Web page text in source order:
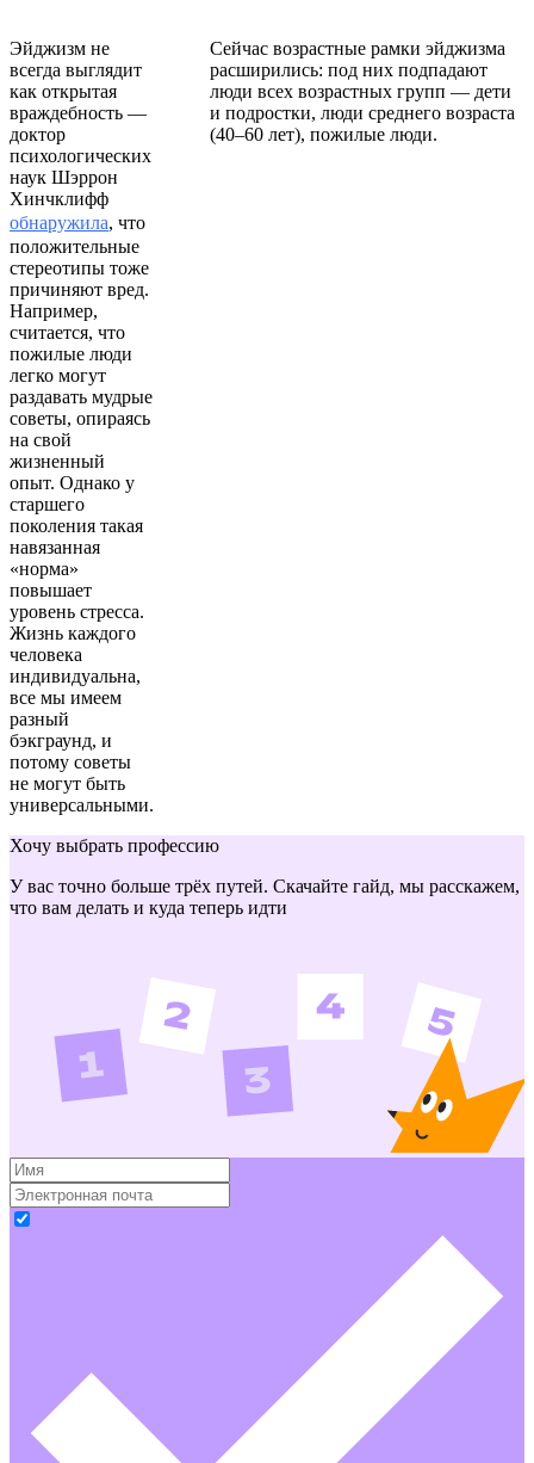
Эйджизм не
всегда выглядит
как открытая
враждебность —
доктор
психологических
наук Шэррон
Хинчклифф
обнаружила, что
положительные
стереотипы тоже
причиняют вред.
Например,
считается, что
пожилые люди
легко могут
раздавать мудрые
советы, опираясь
на свой
жизненный
опыт. Однако у
старшего
поколения такая
навязанная
«норма»
повышает
уровень стресса.
Жизнь каждого
человека
индивидуальна,
все мы имеем
разный
бэкграунд, и
потому советы
не могут быть
универсальными.
Сейчас возрастные рамки эйджизма
расширились: под них подпадают
люди всех возрастных групп — дети
и подростки, люди среднего возраста
(40–60 лет), пожилые люди.
Хочу выбрать профессию
У вас точно больше трёх путей. Скачайте гайд, мы расскажем,
что вам делать и куда теперь идти